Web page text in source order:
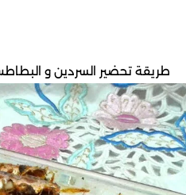
طريقة تحضير السردين و